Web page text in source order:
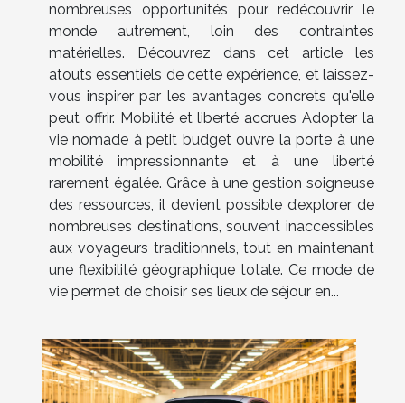
nombreuses opportunités pour redécouvrir le
monde autrement, loin des contraintes
matérielles. Découvrez dans cet article les
atouts essentiels de cette expérience, et laissez-
vous inspirer par les avantages concrets qu'elle
peut offrir. Mobilité et liberté accrues Adopter la
vie nomade à petit budget ouvre la porte à une
mobilité impressionnante et à une liberté
rarement égalée. Grâce à une gestion soigneuse
des ressources, il devient possible d’explorer de
nombreuses destinations, souvent inaccessibles
aux voyageurs traditionnels, tout en maintenant
une flexibilité géographique totale. Ce mode de
vie permet de choisir ses lieux de séjour en...